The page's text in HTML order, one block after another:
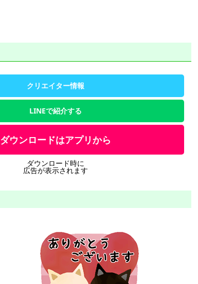
クリエイター情報
LINEで紹介する
ダウンロードはアプリから
ダウンロード時に
広告が表示されます